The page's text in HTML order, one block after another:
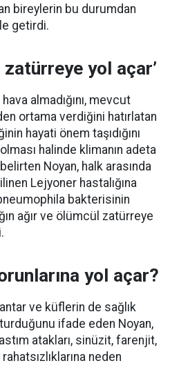
bireylerin bu durumdan
getirdi.
zatürreye yol açar’
almadığını, mevcut
ortama verdiğini hatırlatan
hayati önem taşıdığını
halinde klimanın adeta
Noyan, halk arasında
Lejyoner hastalığına
bakterisinin
ağır ve ölümcül zatürreye
yol açar?
ve küflerin de sağlık
ifade eden Noyan,
atakları, sinüzit, farenjit,
neden